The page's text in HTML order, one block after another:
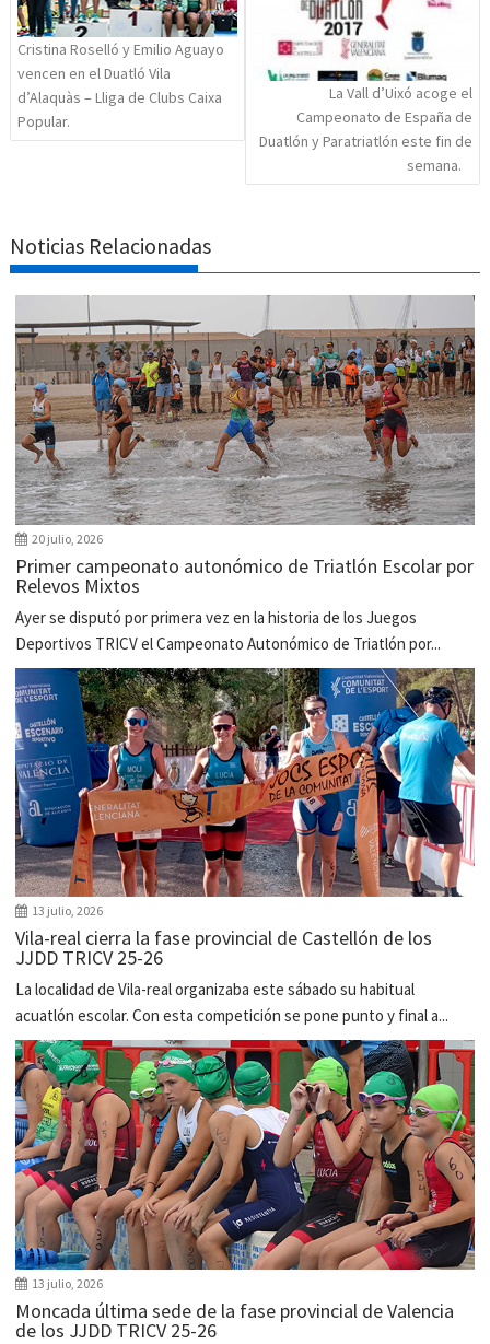
Cristina Roselló y Emilio Aguayo
vencen en el Duatló Vila
d’Alaquàs – Lliga de Clubs Caixa
Popular.
La Vall d’Uixó acoge el
Campeonato de España de
Duatlón y Paratriatlón este fin de
semana.
Noticias Relacionadas
20 julio, 2026
Primer campeonato autonómico de Triatlón Escolar por
Relevos Mixtos
Ayer se disputó por primera vez en la historia de los Juegos
Deportivos TRICV el Campeonato Autonómico de Triatlón por...
13 julio, 2026
Vila-real cierra la fase provincial de Castellón de los
JJDD TRICV 25-26
La localidad de Vila-real organizaba este sábado su habitual
acuatlón escolar. Con esta competición se pone punto y final a...
13 julio, 2026
Moncada última sede de la fase provincial de Valencia
de los JJDD TRICV 25-26